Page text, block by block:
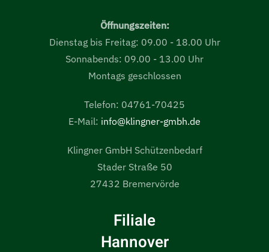
Öffnungszeiten:
Dienstag bis Freitag: 09.00 - 18.00 Uhr
Sonnabends: 09.00 - 13.00 Uhr
Montags geschlossen
Telefon: 04761-70425
E-Mail: info@klingner-gmbh.de
Klingner GmbH Schützenbedarf
Stader Straße 50
27432 Bremervörde
Filiale
Hannover